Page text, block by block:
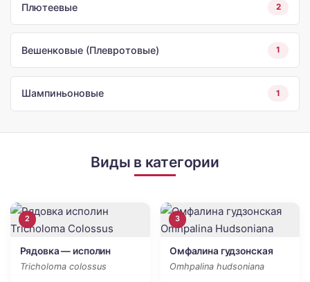
Плютеевые 2
Вешенковые (Плевротовые) 1
Шампиньоновые 1
Виды в категории
2
Рядовка — исполин
Tricholoma colossus
3
Омфалина гудзонская
Omhpalina hudsoniana